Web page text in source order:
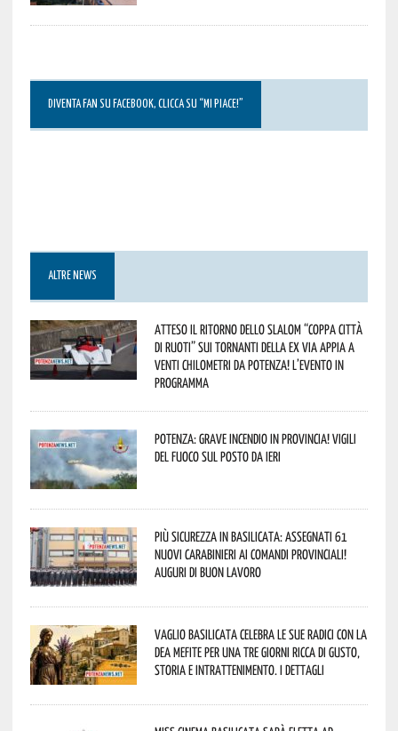
DIVENTA FAN SU FACEBOOK, CLICCA SU “MI PIACE!”
ALTRE NEWS
Atteso il ritorno dello slalom “Coppa Città
di Ruoti” sui tornanti della ex via Appia a
venti chilometri da Potenza! L’evento in
programma
Potenza: grave incendio in Provincia! Vigili
del fuoco sul posto da ieri
Più sicurezza in Basilicata: assegnati 61
nuovi Carabinieri ai Comandi provinciali!
Auguri di buon lavoro
Vaglio Basilicata celebra le sue radici con la
Dea Mefite per una tre giorni ricca di gusto,
storia e intrattenimento. I dettagli